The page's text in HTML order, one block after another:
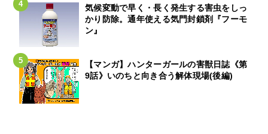
気候変動で早く・長く発生する害虫をしっ
かり防除。通年使える気門封鎖剤『フーモ
ン』
【マンガ】ハンターガールの害獣日誌《第
9話》いのちと向き合う解体現場(後編)